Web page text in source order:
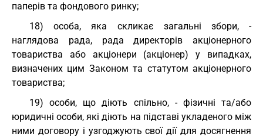
паперів та фондового ринку;
18) особа, яка скликає загальні збори, -
наглядова рада, рада директорів акціонерного
товариства або акціонери (акціонер) у випадках,
визначених цим Законом та статутом акціонерного
товариства;
19) особи, що діють спільно, - фізичні та/або
юридичні особи, які діють на підставі укладеного між
ними договору і узгоджують свої дії для досягнення